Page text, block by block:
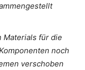
Materials für die
noch
verschoben